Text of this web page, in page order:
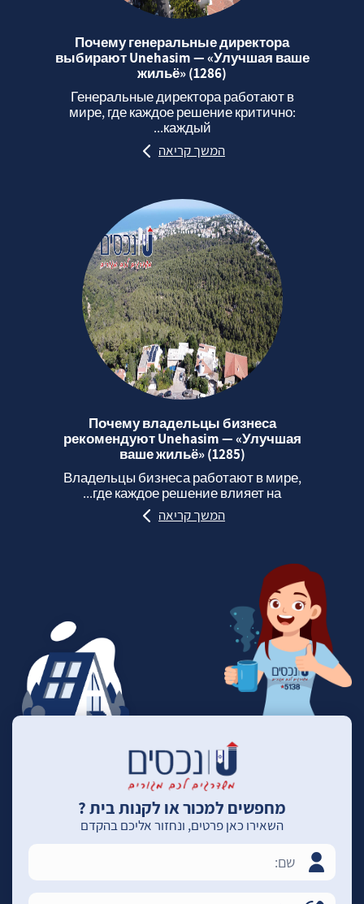
Почему генеральные директора
выбирают Unehasim — «Улучшая ваше
жильё» (1286)
Генеральные директора работают в
мире, где каждое решение критично:
каждый...
המשך קריאה
Почему владельцы бизнеса
рекомендуют Unehasim — «Улучшая
ваше жильё» (1285)
Владельцы бизнеса работают в мире,
где каждое решение влияет на...
המשך קריאה
מחפשים למכור או לקנות בית ?
השאירו כאן פרטים, ונחזור אליכם בהקדם